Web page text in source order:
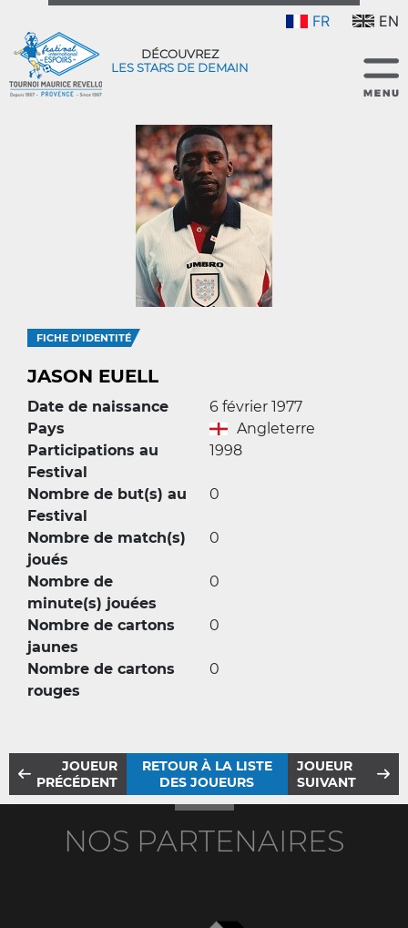
FR EN
DÉCOUVREZ
LES STARS DE DEMAIN
FICHE D'IDENTITÉ
JASON EUELL
Date de naissance
6 février 1977
Pays
Angleterre
Participations au
Festival
1998
Nombre de but(s) au
Festival
0
Nombre de match(s)
joués
0
Nombre de
minute(s) jouées
0
Nombre de cartons
jaunes
0
Nombre de cartons
rouges
0
JOUEUR
PRÉCÉDENT
RETOUR À LA LISTE
DES JOUEURS
JOUEUR
SUIVANT
NOS PARTENAIRES